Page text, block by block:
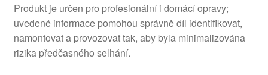
Produkt je určen pro profesionální i domácí opravy;
uvedené informace pomohou správně díl identifikovat,
namontovat a provozovat tak, aby byla minimalizována
rizika předčasného selhání.